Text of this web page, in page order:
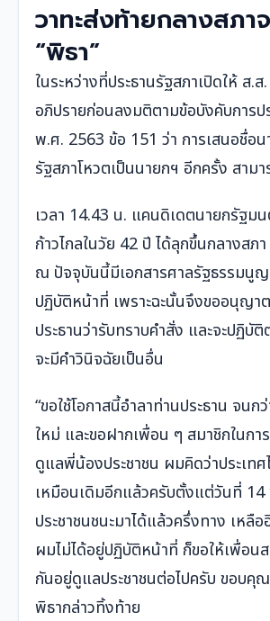
วาทะส่งท้ายกลางสภา
“พิธา”
ในระหว่างที่ประธานรัฐสภาเปิดให้ ส.ส
อภิปรายก่อนลงมติตามข้อบังคับการป
พ.ศ. 2563 ข้อ 151 ว่า การเสนอชื่อ
รัฐสภาโหวตเป็นนายกฯ อีกครั้ง สามา
เวลา 14.43 น. แคนดิเดตนายกรัฐม
ก้าวไกลในวัย 42 ปี ได้ลุกขึ้นกลางสภ
ณ ปัจจุบันนี้มีเอกสารศาลรัฐธรรมนู
ปฏิบัติหน้าที่ เพราะฉะนั้นจึงขออนุญา
ประธานว่ารับทราบคำสั่ง และจะปฏิบั
จะมีคำวินิจฉัยเป็นอื่น
“ขอใช้โอกาสนี้อำลาท่านประธาน จนก
ใหม่ และขอฝากเพื่อน ๆ สมาชิกในกา
ดูแลพี่น้องประชาชน ผมคิดว่าประเทศ
เหมือนเดิมอีกแล้วครับตั้งแต่วันที่ 14
ประชาชนชนะมาได้แล้วครึ่งทาง เหลื
ผมไม่ได้อยู่ปฏิบัติหน้าที่ ก็ขอให้เพื่อน
กันอยู่ดูแลประชาชนต่อไปครับ ขอบคุ
พิธากล่าวทิ้งท้าย